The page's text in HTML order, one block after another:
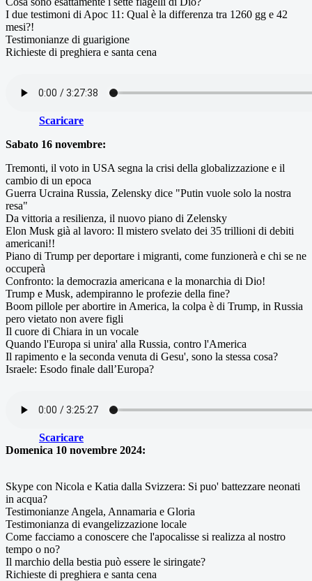
I due testimoni di Apoc 11: Qual è la differenza tra 1260 gg e 42
mesi?!
Testimonianze di guarigione
Richieste di preghiera e santa cena
Scaricare
Sabato 16 novembre:
Tremonti, il voto in USA segna la crisi della globalizzazione e il
cambio di un epoca
Guerra Ucraina Russia, Zelensky dice "Putin vuole solo la nostra
resa"
Da vittoria a resilienza, il nuovo piano di Zelensky
Elon Musk già al lavoro: Il mistero svelato dei 35 trillioni di debiti
americani!!
Piano di Trump per deportare i migranti, come funzionerà e chi se ne
occuperà
Confronto: la democrazia americana e la monarchia di Dio!
Trump e Musk, adempiranno le profezie della fine?
Boom pillole per abortire in America, la colpa è di Trump, in Russia
pero vietato non avere figli
Il cuore di Chiara in un vocale
Quando l'Europa si unira' alla Russia, contro l'America
Il rapimento e la seconda venuta di Gesu', sono la stessa cosa?
Israele: Esodo finale dall’Europa?
Scaricare
Domenica 10 novembre 2024:
Skype con Nicola e Katia dalla Svizzera: Si puo' battezzare neonati
in acqua?
Testimonianze Angela, Annamaria e Gloria
Testimonianza di evangelizzazione locale
Come facciamo a conoscere che l'apocalisse si realizza al nostro
tempo o no?
Il marchio della bestia può essere le siringate?
Richieste di preghiera e santa cena